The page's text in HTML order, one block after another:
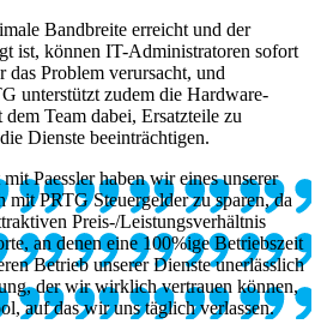
Bandbreite erreicht und der
ist, können IT-Administratoren sofort
das Problem verursacht, und
unterstützt zudem die Hardware-
Team dabei, Ersatzteile zu
Dienste beeinträchtigen.
Paessler haben wir eines unserer
PRTG Steuergelder zu sparen, da
Preis-/Leistungsverhältnis
an denen eine 100%ige Betriebszeit
Betrieb unserer Dienste unerlässlich
der wir wirklich vertrauen können,
auf das wir uns täglich verlassen.